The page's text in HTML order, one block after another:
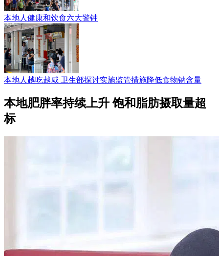
本地人健康和饮食六大警钟
本地人越吃越咸 卫生部探讨实施监管措施降低食物钠含量
本地肥胖率持续上升 饱和脂肪摄取量超
标